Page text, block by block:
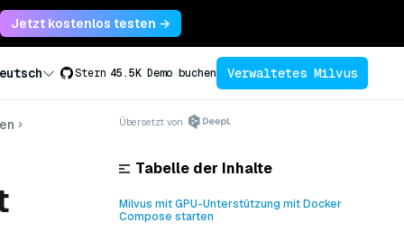
Jetzt kostenlos testen →
Stern 45.5K Demo buchen Verwaltetes Milvus
Übersetzt von
Tabelle der Inhalte
Milvus mit GPU-Unterstützung mit Docker
Compose starten